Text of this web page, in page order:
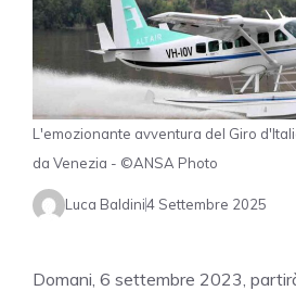
L'emozionante avventura del Giro
da Venezia - ©ANSA Photo
Luca Baldini4 Settembre 2025
Domani, 6 settembre 2023,